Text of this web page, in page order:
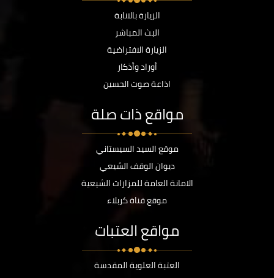
الزيارة بالانابة
البث المباشر
الزيارة الافتراضية
أوراد وأذكار
اذاعة صوت الحسين
مواقع ذات صلة
موقع السيد السيستاني
ديوان الوقف الشيعي
الامانة العامة للمزارات الشيعية
موقع قناة كربلاء
مواقع العتبات
العتبة العلوية المقدسة